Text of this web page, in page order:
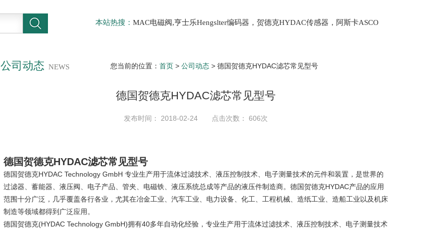
本站热搜： MAC电磁阀,亨士乐Hengslter编码器，贺德克HYDAC传感器，阿斯卡ASCO
公司动态 NEWS 您当前的位置： 首页 > 公司动态 > 德国贺德克HYDAC滤芯常见型号
德国贺德克HYDAC滤芯常见型号
发布时间： 2018-02-24 点击次数： 606次
德国贺德克HYDAC滤芯常见型号
德国贺德克HYDAC Technology GmbH 专业生产用于流体过滤技术、液压控制技术、电子测量技术的元件和装置，是世界的
过滤器、蓄能器、液压阀、电子产品、管夹、电磁铁、液压系统总成等产品的液压件制造商。德国贺德克HYDAC产品的应用
范围十分广泛，几乎覆盖各行各业，尤其在冶金工业、汽车工业、电力设备、化工、工程机械、造纸工业、造船工业以及机床
制造等领域都得到广泛应用。
德国贺德克(HYDAC Technology GmbH)拥有40多年自动化经验，专业生产用于流体过滤技术、液压控制技术、电子测量技术